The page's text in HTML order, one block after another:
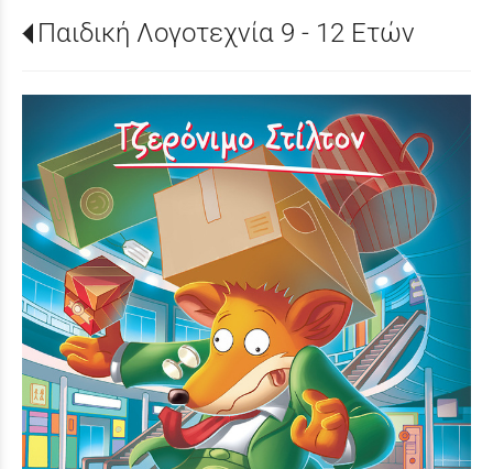
Παιδική Λογοτεχνία 9 - 12 Ετών